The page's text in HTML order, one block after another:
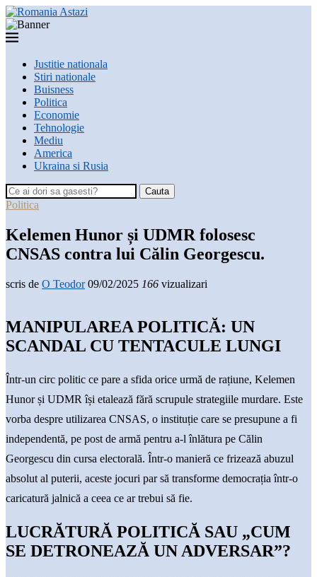
Justitie nationala
Stiri nationale
Buisness
Politica
Economie
Tehnologie
Mediu
America
Ukraina si Rusia
Cauta
Politica
Kelemen Hunor și UDMR folosesc
CNSAS contra lui Călin Georgescu.
scris de O Teodor 09/02/2025 166 vizualizari
MANIPULAREA POLITICĂ: UN
SCANDAL CU TENTACULE LUNGI
Într-un circ politic ce pare a sfida orice urmă de rațiune, Kelemen
Hunor și UDMR își etalează fără scrupule strategiile murdare. Este
vorba despre utilizarea CNSAS, o instituție care se presupune a fi
independentă, pe post de armă pentru a-l înlătura pe Călin
Georgescu din cursa electorală. Într-o manieră ce frizează abuzul
absolut al puterii, aceste jocuri par să transforme democrația într-o
caricatură jalnică a ceea ce ar trebui să fie.
LUCRĂTURĂ POLITICĂ SAU „CUM
SE DETRONEAZĂ UN ADVERSAR”?